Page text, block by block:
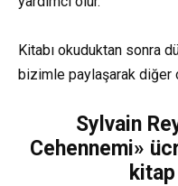
Kitabı okuduktan sonra
bizimle paylaşarak diğer
Sylvain
Cehennemi»